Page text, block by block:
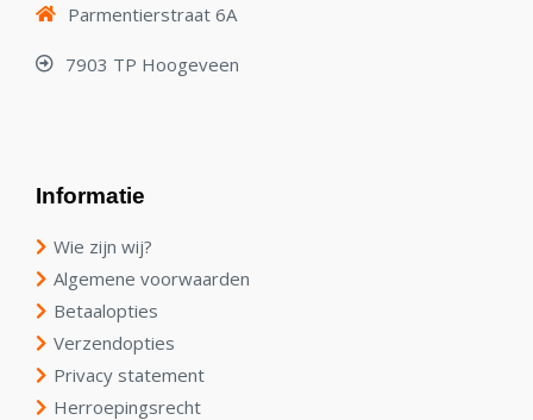
Parmentierstraat 6A
7903 TP Hoogeveen
Informatie
Wie zijn wij?
Algemene voorwaarden
Betaalopties
Verzendopties
Privacy statement
Herroepingsrecht